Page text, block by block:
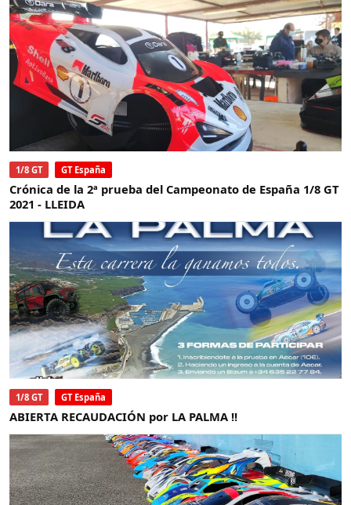
1/8 GT GT España
Crónica de la 2ª prueba del Campeonato de España 1/8 GT
2021 - LLEIDA
1/8 GT GT España
ABIERTA RECAUDACIÓN por LA PALMA !!